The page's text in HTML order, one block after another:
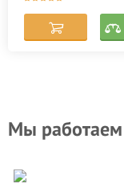
Мы